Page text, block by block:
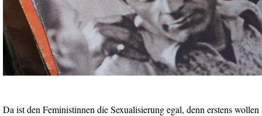
Da ist den Feministinnen die Sexualisierung egal, denn erstens